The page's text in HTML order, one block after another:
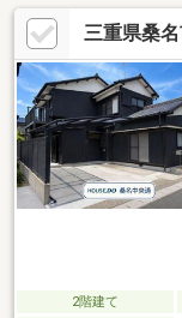
居室6帖以上◆キッチ
と、詳細をご覧いた
＝＝＝＝《実際に現
気軽にお問い合わせ
見つけましょう！＝
三重県桑
2階建て